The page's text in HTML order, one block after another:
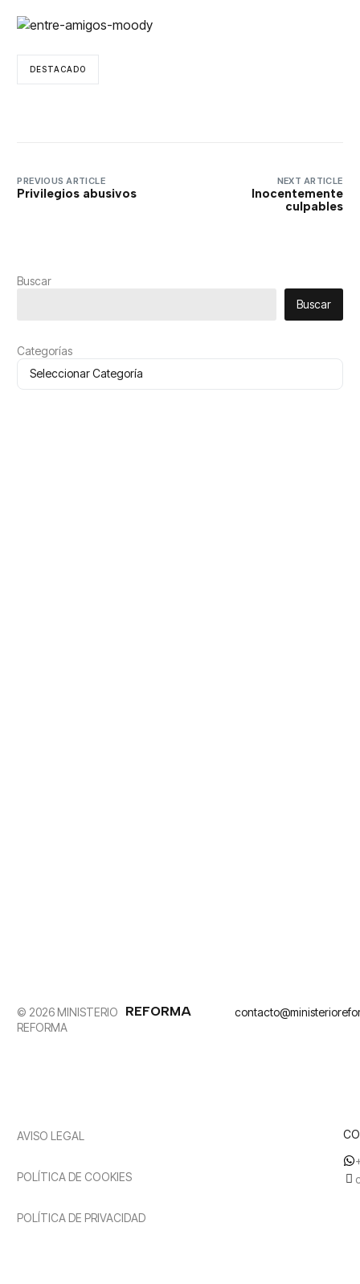
DESTACADO
PREVIOUS ARTICLE
Privilegios abusivos
NEXT ARTICLE
Inocentemente
culpables
Buscar
Buscar
Categorías
© 2026 MINISTERIO
REFORMA
REFORMA
AVISO LEGAL
POLÍTICA DE COOKIES
POLÍTICA DE PRIVACIDAD